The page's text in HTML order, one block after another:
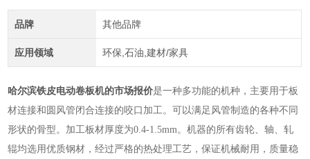
品牌 其他品牌
应用领域 环保,石油,建材/家具
哈尔滨铁皮电动卷板机的市场报价是一种多功能的机种，主要用于板
材连接和圆风管闭合连接的咬口加工。可以满足风管制造的各种不同
形状的骨型。加工板材厚度为0.4-1.5mm。机器的所有齿轮、轴、轧
辊均选用优质钢材，经过严格的热处理工艺，保证机械耐用，质量稳